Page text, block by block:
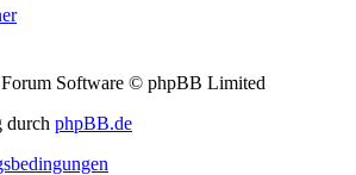
Software © phpBB Limited
durch phpBB.de